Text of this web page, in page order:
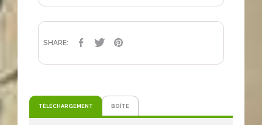
SHARE: PARTAGER
TWEET
TÉLÉCHARGEMENT BOÎTE